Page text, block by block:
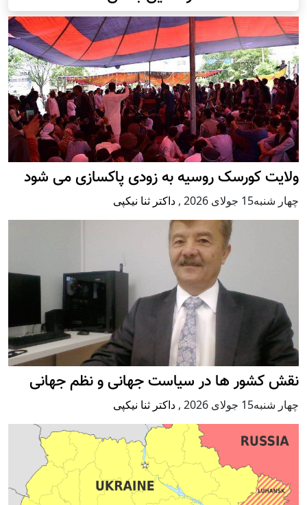
ولایت کورسک روسیه به زودی پاکسازی می شود
چهار شنبه15 جولای 2026 , داکتر ثنا نیکپی
نقش کشور ها در سیاست جهانی و نظم جهانی
چهار شنبه15 جولای 2026 , داکتر ثنا نیکپی